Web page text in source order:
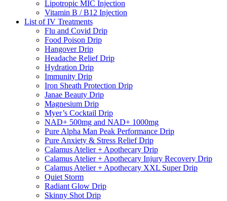
Lipotropic MIC Injection
Vitamin B / B12 Injection
List of IV Treatments
Flu and Covid Drip
Food Poison Drip
Hangover Drip
Headache Relief Drip
Hydration Drip
Immunity Drip
Iron Sheath Protection Drip
Janae Beauty Drip
Magnesium Drip
Myer’s Cocktail Drip
NAD+ 500mg and NAD+ 1000mg
Pure Alpha Man Peak Performance Drip
Pure Anxiety & Stress Relief Drip
Calamus Atelier + Apothecary Drip
Calamus Atelier + Apothecary Injury Recovery Drip
Calamus Atelier + Apothecary XXL Super Drip
Quiet Storm
Radiant Glow Drip
Skinny Shot Drip